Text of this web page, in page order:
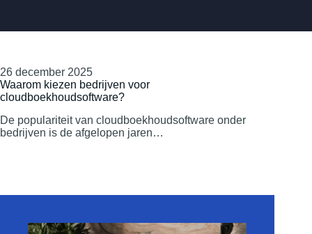
26 december 2025
Waarom kiezen bedrijven voor
cloudboekhoudsoftware?
De populariteit van cloudboekhoudsoftware onder
bedrijven is de afgelopen jaren…